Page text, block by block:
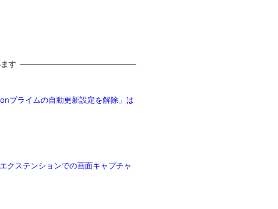
す
プライムの自動更新設定を解除」は
クステンションでの画面キャプチャ